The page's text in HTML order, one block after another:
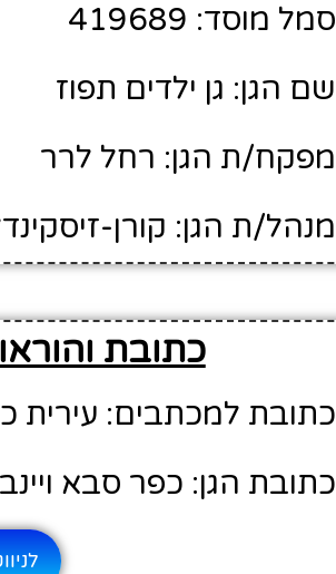
סמל מוסד: 419689
שם הגן: גן ילדים תפוז
מפקח/ת הגן: רחל לרר
מנהל/ת הגן: קורן-
כתובת
כתובת למכתבים: עירית כפר
כתובת הגן: כפר סבא